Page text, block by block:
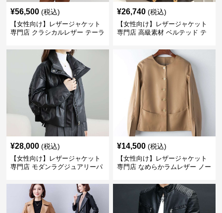
¥56,500 (税込)
【女性向け】レザージャケット
専門店 クラシカルレザー テーラ
¥26,740 (税込)
【女性向け】レザージャケット
専門店 高級素材 ベルテッド テ
¥28,000 (税込)
【女性向け】レザージャケット
専門店 モダンラグジュアリーパ
¥14,500 (税込)
【女性向け】レザージャケット
専門店 なめらかラムレザー ノー